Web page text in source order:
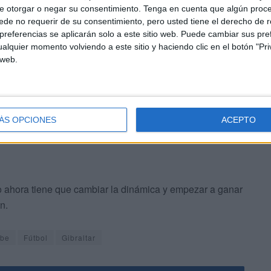
otorgar o negar su consentimiento. Tenga en cuenta que algún
no requerir de su consentimiento, pero usted tiene el derecho de
se aplicarán solo a este sitio web. Puede cambiar sus
momento volviendo a este sitio y haciendo clic en el botón
OPCIONES ACEPTO
una forma de despedir el año, un 2022 que ha traído
las mejores sensaciones posibles en esta
navideño poder incorporar a algún nuevo
a resultados se refiere.
tiene que cambiar la dinámica y empezar a ganar
Fútbol Gibraltar